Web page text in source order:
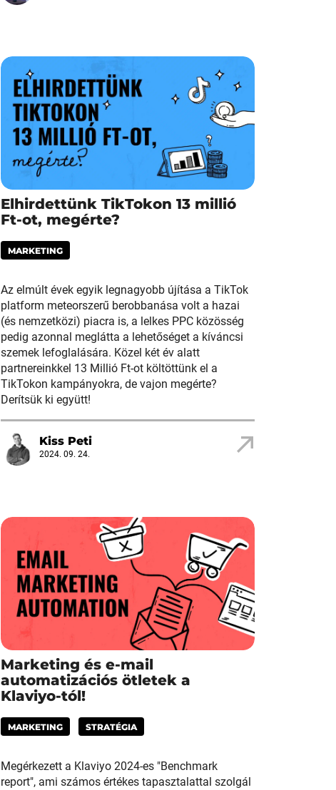
Elhirdettünk TikTokon 13 millió
Ft-ot, megérte?
MARKETING
Az elmúlt évek egyik legnagyobb újítása a TikTok
platform meteorszerű berobbanása volt a hazai
(és nemzetközi) piacra is, a lelkes PPC közösség
pedig azonnal meglátta a lehetőséget a kíváncsi
szemek lefoglalására. Közel két év alatt
partnereinkkel 13 Millió Ft-ot költöttünk el a
TikTokon kampányokra, de vajon megérte?
Derítsük ki együtt!
Kiss Peti
2024. 09. 24.
Marketing és e-mail
automatizációs ötletek a
Klaviyo-tól!
MARKETING STRATÉGIA
Megérkezett a Klaviyo 2024-es "Benchmark
report", ami számos értékes tapasztalattal szolgál